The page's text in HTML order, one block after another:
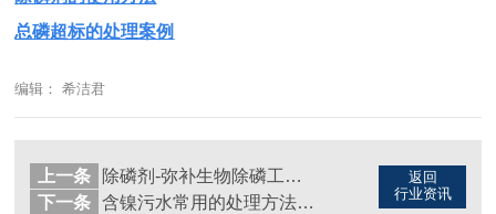
总磷超标的处理案例
编辑： 希洁君
返回
行业资讯
上一条
除磷剂-弥补生物除磷工艺的不足
下一条
含镍污水常用的处理方法-汇总篇